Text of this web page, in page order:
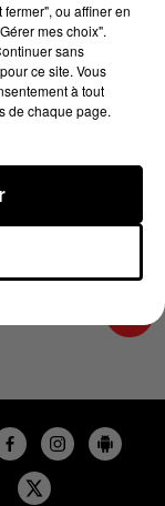
02/2025 À
ou affiner en
mes choix".
sans
ce site. Vous
à tout
de chaque page.